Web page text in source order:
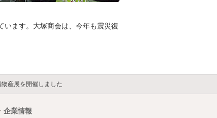
います。大塚商会は、今年も震災復
産展を開催しました
企業情報